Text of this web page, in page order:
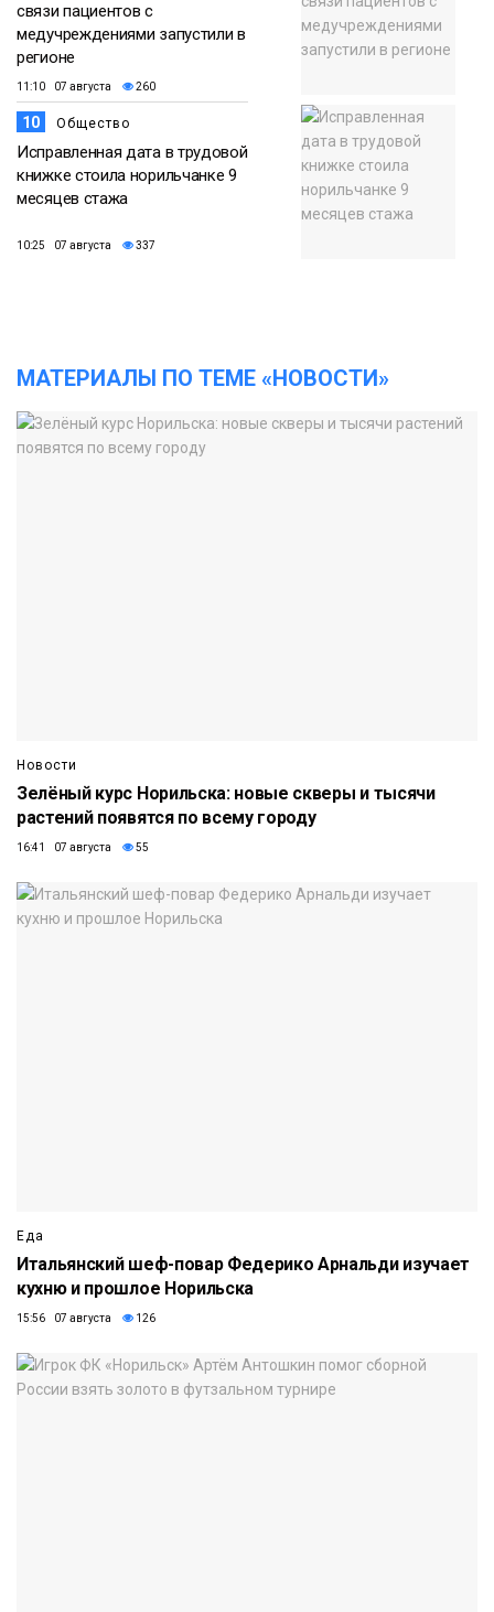
связи пациентов с
медучреждениями запустили в
регионе
11:10 07 августа 260
10 Общество
Исправленная дата в трудовой
книжке стоила норильчанке 9
месяцев стажа
10:25 07 августа 337
МАТЕРИАЛЫ ПО ТЕМЕ «НОВОСТИ»
Новости
Зелёный курс Норильска: новые скверы и тысячи
растений появятся по всему городу
16:41 07 августа 55
Еда
Итальянский шеф-повар Федерико Арнальди изучает
кухню и прошлое Норильска
15:56 07 августа 126